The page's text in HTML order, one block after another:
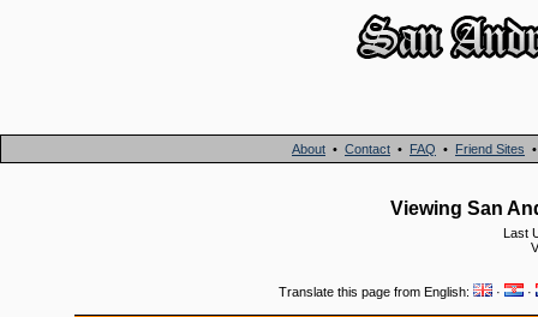
About • Contact • FAQ • Friend Sites
Viewing San
Last
Translate this page from English: · ·